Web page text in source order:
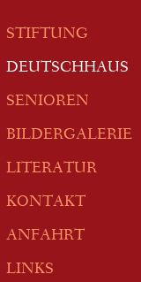
STIFTUNG
DEUTSCHHAUS
SENIOREN
BILDERGALERIE
LITERATUR
KONTAKT
ANFAHRT
LINKS